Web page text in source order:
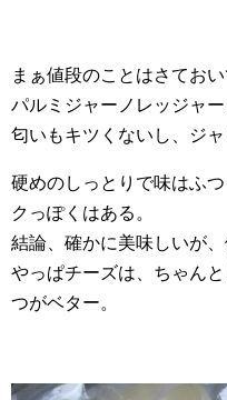
まぁ値段のことはさておい
パルミジャーノレッジャ
匂いもキツくないし、ジ
硬めのしっとりで味はふ
クっぽくはある。
結論、確かに美味しいが、
やっぱチーズは、ちゃん
つがベター。